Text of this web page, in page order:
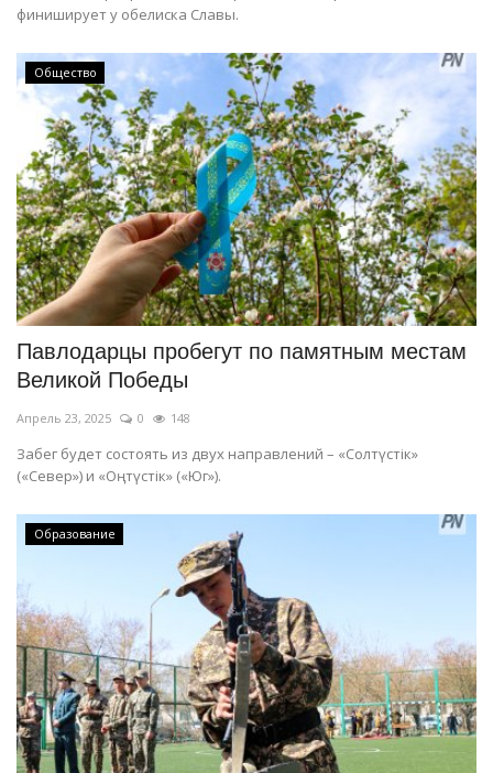
финиширует у обелиска Славы.
Общество
Павлодарцы пробегут по памятным местам
Великой Победы
Апрель 23, 2025 0 148
Забег будет состоять из двух направлений – «Солтүстік»
(«Север») и «Оңтүстік» («Юг»).
Образование